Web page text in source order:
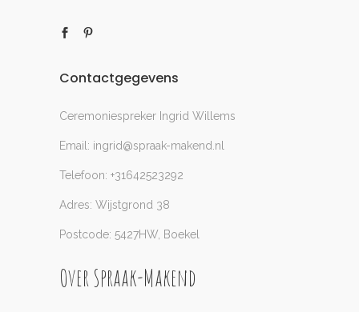
Contactgegevens
Ceremoniespreker Ingrid Willems
Email: ingrid@spraak-makend.nl
Telefoon: +31642523292
Adres: Wijstgrond 38
Postcode: 5427HW, Boekel
Over Spraak-Makend